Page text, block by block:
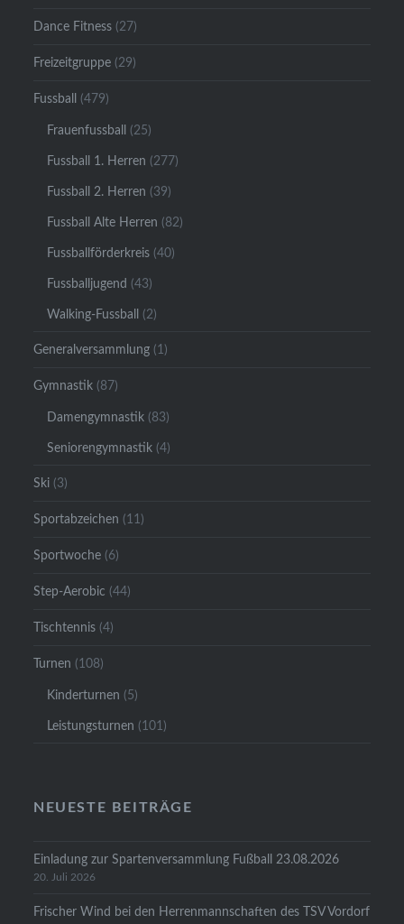
Dance Fitness (27)
Freizeitgruppe (29)
Fussball (479)
Frauenfussball (25)
Fussball 1. Herren (277)
Fussball 2. Herren (39)
Fussball Alte Herren (82)
Fussballförderkreis (40)
Fussballjugend (43)
Walking-Fussball (2)
Generalversammlung (1)
Gymnastik (87)
Damengymnastik (83)
Seniorengymnastik (4)
Ski (3)
Sportabzeichen (11)
Sportwoche (6)
Step-Aerobic (44)
Tischtennis (4)
Turnen (108)
Kinderturnen (5)
Leistungsturnen (101)
NEUESTE BEITRÄGE
Einladung zur Spartenversammlung Fußball 23.08.2026
20. Juli 2026
Frischer Wind bei den Herrenmannschaften des TSV Vordorf